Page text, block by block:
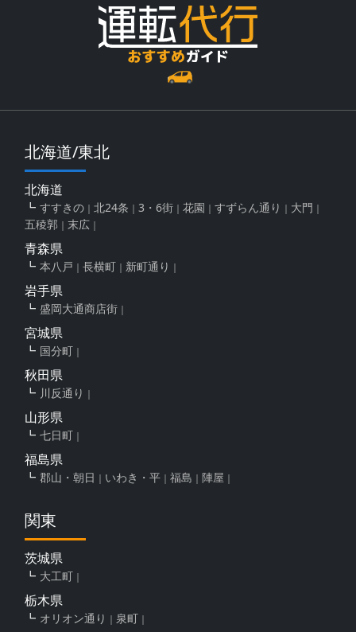
北海道/東北
北海道
すすきの 北24条 3・6街 花園 すずらん通り
大門
五稜郭
末広
青森県
本八戸 長横町 新町通り
岩手県
盛岡大通商店街
宮城県
国分町
秋田県
川反通り
山形県
七日町
福島県
郡山・朝日 いわき・平 福島 陣屋
関東
茨城県
大工町
栃木県
オリオン通り 泉町